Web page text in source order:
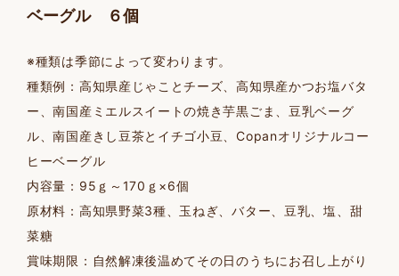
ベーグル ６個
※種類は季節によって変わります。
種類例：高知県産じゃことチーズ、高知県産かつお塩バタ
ー、南国産ミエルスイートの焼き芋黒ごま、豆乳ベーグ
ル、南国産きし豆茶とイチゴ小豆、Copanオリジナルコー
ヒーベーグル
内容量：95ｇ～170ｇ×6個
原材料：高知県野菜3種、玉ねぎ、バター、豆乳、塩、甜
菜糖
賞味期限：自然解凍後温めてその日のうちにお召し上がり